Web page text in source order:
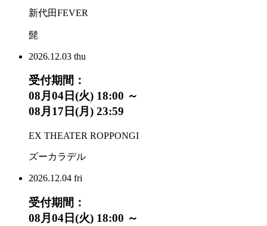
新代田FEVER
髭
2026.12.03 thu
受付期間：
08月04日(火) 18:00 ～
08月17日(月) 23:59
EX THEATER ROPPONGI
ズーカラデル
2026.12.04 fri
受付期間：
08月04日(火) 18:00 ～